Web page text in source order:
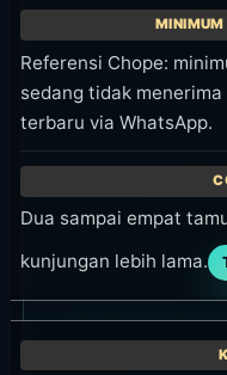
kondisi seat minggu
Waktu
Harga
Lihat detail acara
Diskon dan
jam dan tipe seat